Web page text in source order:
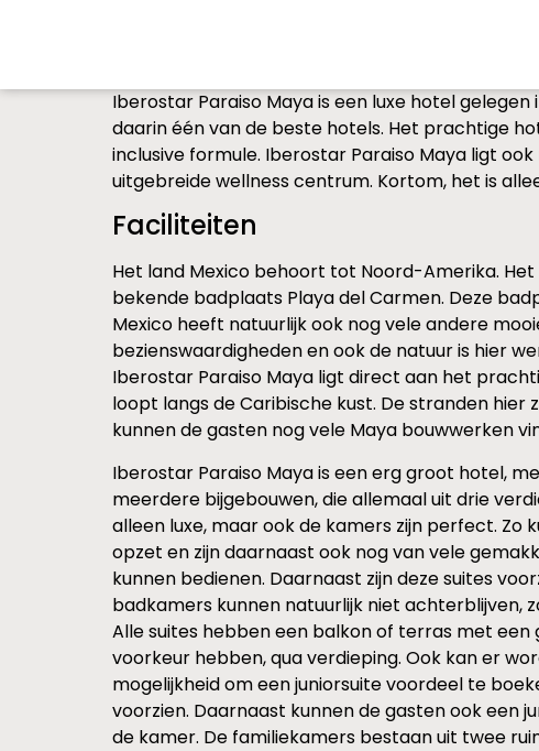
Iberostar Paraiso Maya is een luxe hotel
daarin één van de beste hotels. Het prachtige
inclusive formule. Iberostar Paraiso Maya ligt
uitgebreide wellness centrum. Kortom, het is
Faciliteiten
Het land Mexico behoort tot Noord-Amerika.
bekende badplaats Playa del Carmen. Deze
Mexico heeft natuurlijk ook nog vele andere
bezienswaardigheden en ook de natuur is hier
Iberostar Paraiso Maya ligt direct aan het
loopt langs de Caribische kust. De stranden
kunnen de gasten nog vele Maya bouwwerken
Iberostar Paraiso Maya is een erg groot hotel,
meerdere bijgebouwen, die allemaal uit drie
alleen luxe, maar ook de kamers zijn perfect. Zo
opzet en zijn daarnaast ook nog van vele
kunnen bedienen. Daarnaast zijn deze suites
badkamers kunnen natuurlijk niet achterblijven,
Alle suites hebben een balkon of terras met een
voorkeur hebben, qua verdieping. Ook kan er
mogelijkheid om een juniorsuite voordeel te
voorzien. Daarnaast kunnen de gasten ook een
de kamer. De familiekamers bestaan uit twee